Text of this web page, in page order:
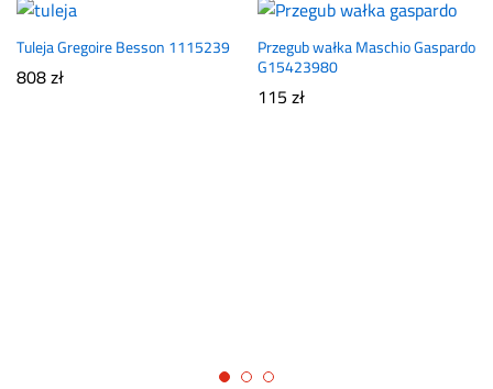
Tuleja Gregoire Besson 1115239
808zł
Przegub wałka Maschio Gaspardo
G15423980
115zł